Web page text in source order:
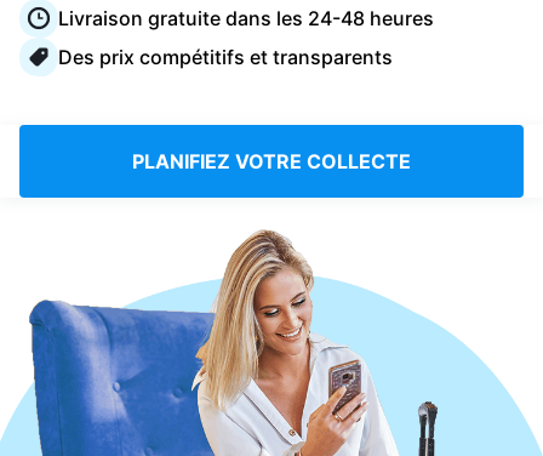
Connectez-vous
France FR
Livraison gratuite dans les 24-48 heures
Des prix compétitifs et transparents
PLANIFIEZ VOTRE COLLECTE